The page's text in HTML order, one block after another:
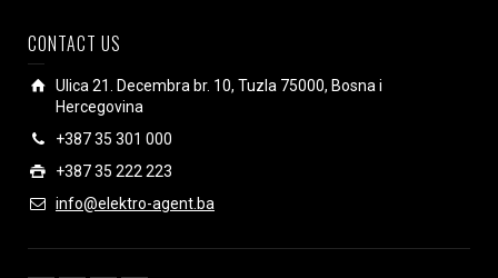
CONTACT US
Ulica 21. Decembra br. 10, Tuzla 75000, Bosna i
Hercegovina
+387 35 301 000
+387 35 222 223
info@elektro-agent.ba